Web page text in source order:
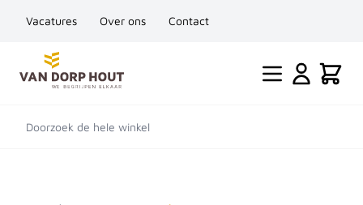
Vacatures Over ons Contact
Ga naar de inhoud
Cart
Doorzoek de hele winkel